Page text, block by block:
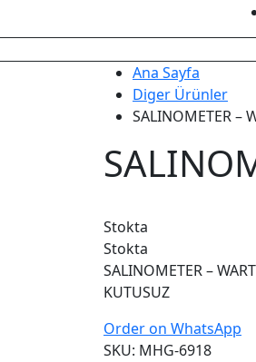
Ana Sayfa
Diger Ürünler
SALINOMETER –
Stokta
Stokta
SALINOMETER –
KUTUSUZ
Order on WhatsApp
SKU: MHG-6918